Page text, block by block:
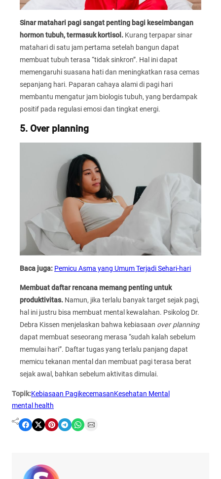
Sinar matahari pagi sangat penting bagi keseimbangan
hormon tubuh, termasuk kortisol. Kurang terpapar sinar
matahari di satu jam pertama setelah bangun dapat
membuat tubuh terasa “tidak sinkron”. Hal ini dapat
memengaruhi suasana hati dan meningkatkan rasa cemas
sepanjang hari. Paparan cahaya alami di pagi hari
membantu mengatur jam biologis tubuh, yang berdampak
positif pada regulasi emosi dan tingkat energi.
5. Over planning
Baca juga: Pemicu Asma yang Umum Terjadi Sehari-hari
Membuat daftar rencana memang penting untuk
produktivitas. Namun, jika terlalu banyak target sejak pagi,
hal ini justru bisa membuat mental kewalahan. Psikolog Dr.
Debra Kissen menjelaskan bahwa kebiasaan over planning
dapat membuat seseorang merasa “sudah kalah sebelum
memulai hari”. Daftar tugas yang terlalu panjang dapat
memicu tekanan mental dan membuat pagi terasa berat
sejak awal, bahkan sebelum aktivitas dimulai.
Topik:Kebiasaan PagikecemasanKesehatan Mental
mental health
Share on Facebook Share on X Share on Pinterest Share on Telegram Share on WhatsApp Share on Email